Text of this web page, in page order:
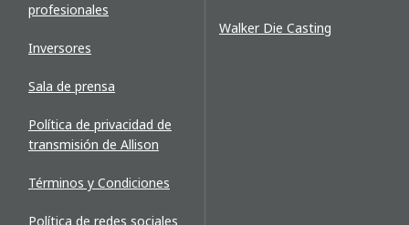
profesionales
Inversores
Sala de prensa
Política de privacidad de
transmisión de Allison
Términos y Condiciones
Política de redes sociales
Walker Die Casting